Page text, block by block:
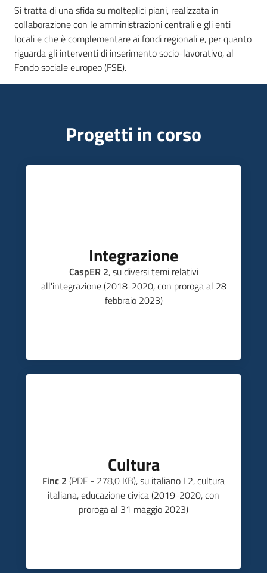
Servizi
Leggi Atti Bandi
Si tratta di una sfida su molteplici piani, realizzata in
collaborazione con le amministrazioni centrali e gli enti
locali e che è complementare ai fondi regionali e, per quanto
riguarda gli interventi di inserimento socio-lavorativo, al
Fondo sociale europeo (FSE).
Progetti in corso
Integrazione
CaspER 2, su diversi temi relativi
all'integrazione (2018-2020, con proroga al 28
febbraio 2023)
Cultura
Finc 2 (PDF - 278,0 KB), su italiano L2, cultura
italiana, educazione civica (2019-2020, con
proroga al 31 maggio 2023)